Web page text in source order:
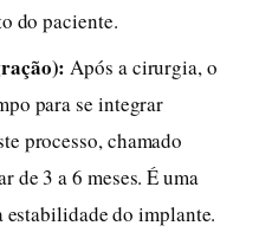
do paciente.
Após a cirurgia, o
para se integrar
processo, chamado
de 3 a 6 meses. É uma
do implante.